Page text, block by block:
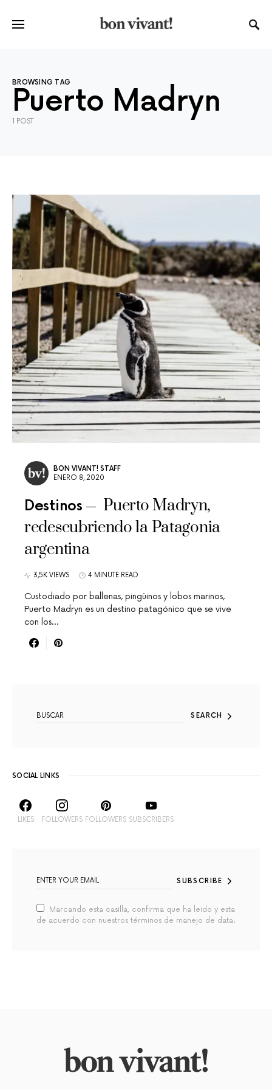
BROWSING TAG
Puerto Madryn
1 POST
BON VIVANT! STAFF
ENERO 8, 2020
Destinos
Puerto Madryn,
redescubriendo la Patagonia
argentina
3,5K VIEWS 4 MINUTE READ
Custodiado por ballenas, pingüinos y lobos marinos,
Puerto Madryn es un destino patagónico que se vive
con los…
SEARCH
SOCIAL LINKS
LIKES FOLLOWERS FOLLOWERS SUBSCRIBERS
SUBSCRIBE
Marcando esta casilla, confirma que ha leido y esta
de acuerdo con nuestros términos de manejo de data.